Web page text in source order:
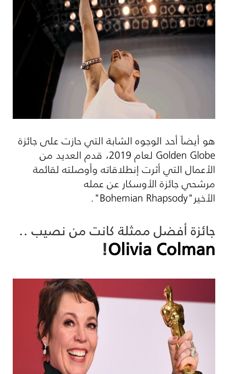
هو أيضاً أحد الوجوه الشابة التي حازت على جائزة
Golden Globe لعام 2019، قدم العديد من
الأعمال التي أثرت إنطلاقاته وأوصلته لقائمة
مرشحي جائزة الأوسكار عن عمله
الأخير"Bohemian Rhapsody
".
جائزة أفضل ممثلة كانت من نصيب ..
Olivia Colman
!